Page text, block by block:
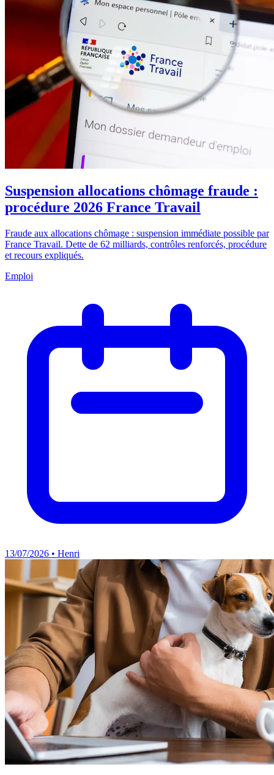
Suspension allocations chômage fraude :
procédure 2026 France Travail
Fraude aux allocations chômage : suspension immédiate possible par
France Travail. Dette de 62 milliards, contrôles renforcés, procédure
et recours expliqués.
Emploi
13/07/2026 • Henri